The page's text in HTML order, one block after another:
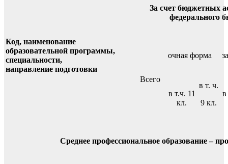
Код, наименование
образовательной программы,
специальности,
направление подготовки
За счет бюджетных
федерального
Всего
очная форма
в т.ч. 11
кл.
в т. ч.
9 кл.
в
Среднее профессиональное образование–